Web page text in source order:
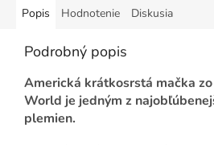
Popis Hodnotenie Diskusia
Podrobný popis
Americká krátkosrstá mačka
World je jedným z
plemien.